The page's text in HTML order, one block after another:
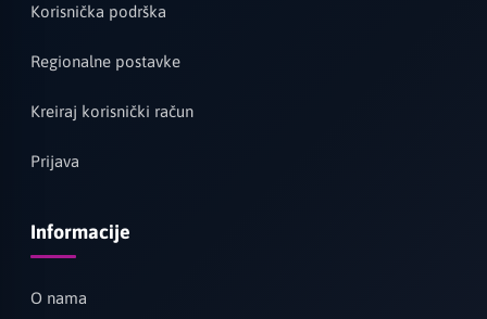
Korisnička podrška
Regionalne postavke
Kreiraj korisnički račun
Prijava
Informacije
O nama